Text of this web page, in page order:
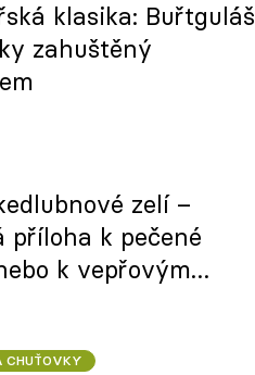
klasika: Buřtguláš
zahuštěný
zelí –
příloha k pečené
k vepřovým
CHUŤOVKY